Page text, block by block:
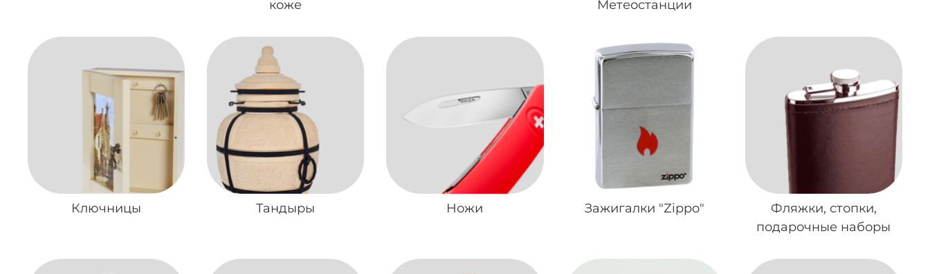
коже
Метеостанции
Ключницы Тандыры Ножи Зажигалки "Zippo"
Фляжки, стопки,
подарочные наборы